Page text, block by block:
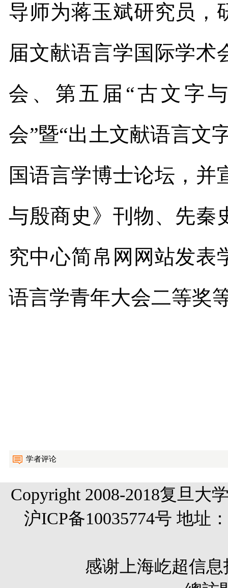
导师为蒋玉斌研究员，
届文献语言学国际学术
会、第五届 “古文字
会”暨“出土文献语言文
国语言学博士论坛，并
与殷商史》刊物、先秦
究中心简帛网网站发表
语言学青年大会二等奖
学者评论
Copyright 2008-2018复旦大
沪ICP备10035774号 地址
感谢 上海屹超信